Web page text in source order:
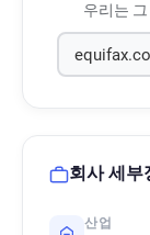
우리는
회사 세부
산업